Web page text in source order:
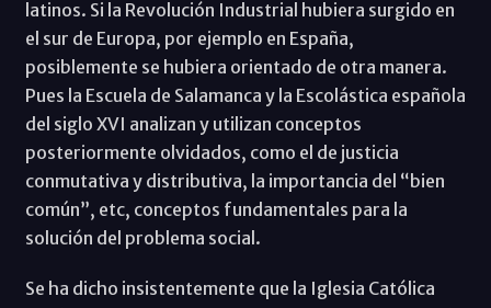
latinos. Si la Revolución Industrial hubiera surgido en
el sur de Europa, por ejemplo en España,
posiblemente se hubiera orientado de otra manera.
Pues la Escuela de Salamanca y la Escolástica española
del siglo XVI analizan y utilizan conceptos
posteriormente olvidados, como el de justicia
conmutativa y distributiva, la importancia del “bien
común”, etc, conceptos fundamentales para la
solución del problema social.
Se ha dicho insistentemente que la Iglesia Católica